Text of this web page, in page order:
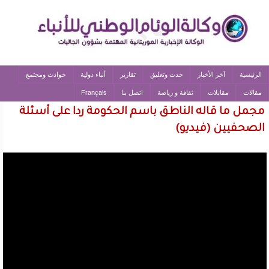
الرئيسية آخر الأخبار حدث وتعليق تقارير أنباء دولية حوادث ومجتمع
مقالات مقابلات ثقافة و رياضة اتصل بنا Français
مجمل ما قاله الناطق باسم الحكومة ردا على أسئلة
الصحفيين (فيديو)